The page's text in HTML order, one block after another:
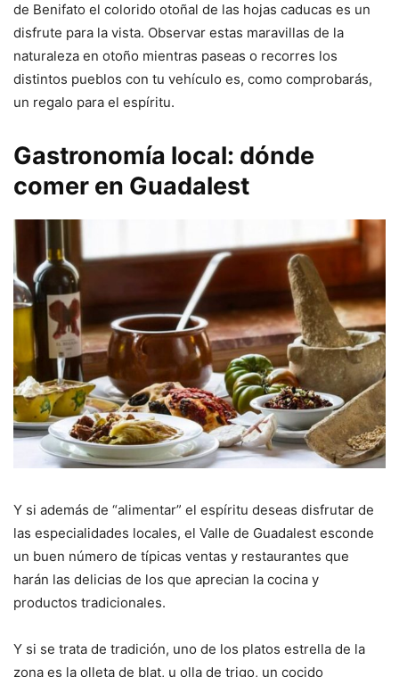
de Benifato el colorido otoñal de las hojas caducas es un
disfrute para la vista. Observar estas maravillas de la
naturaleza en otoño mientras paseas o recorres los
distintos pueblos con tu vehículo es, como comprobarás,
un regalo para el espíritu.
Gastronomía local: dónde
comer en Guadalest
Y si además de “alimentar” el espíritu deseas disfrutar de
las especialidades locales, el Valle de Guadalest esconde
un buen número de típicas ventas y restaurantes que
harán las delicias de los que aprecian la cocina y
productos tradicionales.
Y si se trata de tradición, uno de los platos estrella de la
zona es la olleta de blat, u olla de trigo, un cocido